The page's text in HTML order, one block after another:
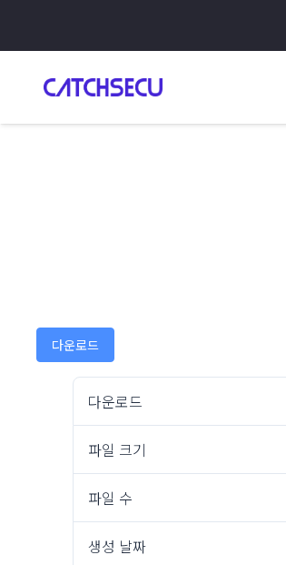
다운로드
다운로드
파일 크기
파일 수
생성 날짜